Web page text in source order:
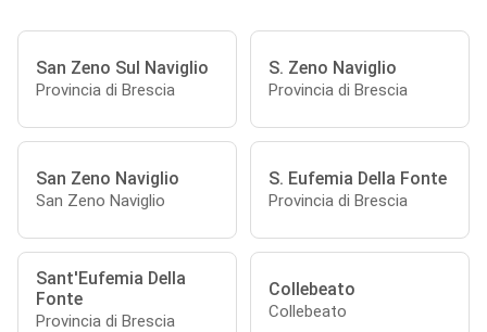
San Zeno Sul Naviglio
Provincia di Brescia
S. Zeno Naviglio
Provincia di Brescia
San Zeno Naviglio
San Zeno Naviglio
S. Eufemia Della Fonte
Provincia di Brescia
Sant'Eufemia Della
Fonte
Provincia di Brescia
Collebeato
Collebeato